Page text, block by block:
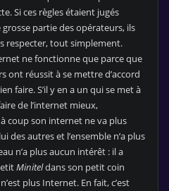
Si ces règles étaient jugés
partie des opérateurs, ils
respecter, tout simplement.
ne fonctionne que parce que
ont réussit à se mettre d’accord
faire. S’il y en a un qui se met à
de l’internet mieux,
coup son internet ne va plus
des autres et l’ensemble n’a plus
n’a plus aucun intérêt : il a
Miniteldans son petit coin
plus Internet. En fait, c’est